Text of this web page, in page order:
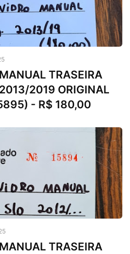
TRASEIRA
2019 ORIGINAL
- R$ 180,00
TRASEIRA